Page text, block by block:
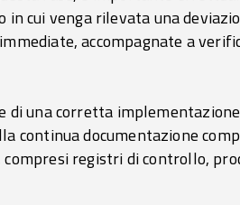
cui venga rilevata una
accompagnate a
una corretta
continua documentazione
registri di controllo,